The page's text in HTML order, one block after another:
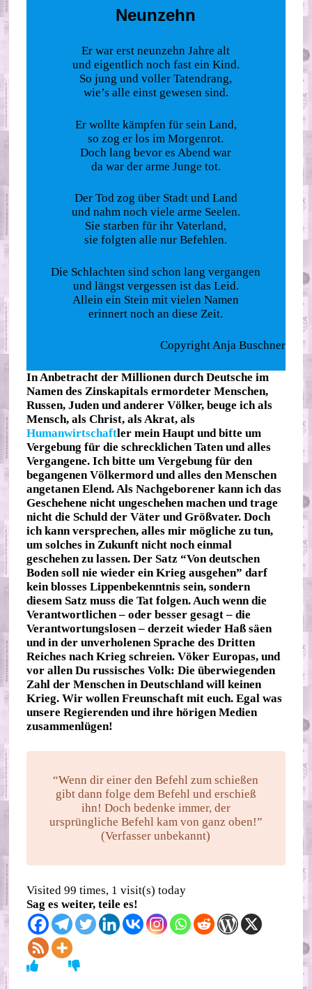
Neunzehn
Er war erst neunzehn Jahre alt
und eigentlich noch fast ein Kind.
So jung und voller Tatendrang,
wie’s alle einst gewesen sind.
Er wollte kämpfen für sein Land,
so zog er los im Morgenrot.
Doch lang bevor es Abend war
da war der arme Junge tot.
Der Tod zog über Stadt und Land
und nahm noch viele arme Seelen.
Sie starben für ihr Vaterland,
sie folgten alle nur Befehlen.
Die Schlachten sind schon lang vergangen
und längst vergessen ist das Leid.
Allein ein Stein mit vielen Namen
erinnert noch an diese Zeit.
Copyright Anja Buschner
In Anbetracht der Millionen durch Deutsche im
Namen des Zinskapitals ermordeter Menschen,
Russen, Juden und anderer Völker, beuge ich als
Mensch, als Christ, als Akrat, als
Humanwirtschaftler mein Haupt und bitte um
Vergebung für die schrecklichen Taten und alles
Vergangene. Ich bitte um Vergebung für den
begangenen Völkermord und alles den Menschen
angetanen Elend. Als Nachgeborener kann ich das
Geschehene nicht ungeschehen machen und trage
nicht die Schuld der Väter und Größvater. Doch
ich kann versprechen, alles mir mögliche zu tun,
um solches in Zukunft nicht noch einmal
geschehen zu lassen. Der Satz “Von deutschen
Boden soll nie wieder ein Krieg ausgehen” darf
kein blosses Lippenbekenntnis sein, sondern
diesem Satz muss die Tat folgen. Auch wenn die
Verantwortlichen – oder besser gesagt – die
Verantwortungslosen – derzeit wieder Haß säen
und in der unverholenen Sprache des Dritten
Reiches nach Krieg schreien. Vöker Europas, und
vor allen Du russisches Volk: Die überwiegenden
Zahl der Menschen in Deutschland will keinen
Krieg. Wir wollen Freunschaft mit euch. Egal was
unsere Regierenden und ihre hörigen Medien
zusammenlügen!
“Wenn dir einer den Befehl zum schießen
gibt dann folge dem Befehl und erschieß
ihn! Doch bedenke immer, der
ursprüngliche Befehl kam von ganz oben!”
(Verfasser unbekannt)
Visited 99 times, 1 visit(s) today
Sag es weiter, teile es!